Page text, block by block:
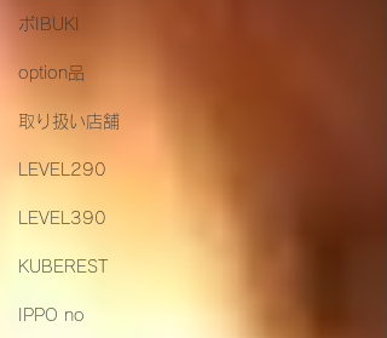
ボIBUKI
option品
取り扱い店舗
LEVEL290
LEVEL390
KUBEREST
IPPO no